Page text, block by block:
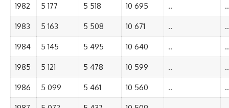
1982 5 177 5 518 10 695 .. ..
1983 5 163 5 508 10 671 .. ..
1984 5 145 5 495 10 640 .. ..
1985 5 121 5 478 10 599 .. ..
1986 5 099 5 461 10 560 .. ..